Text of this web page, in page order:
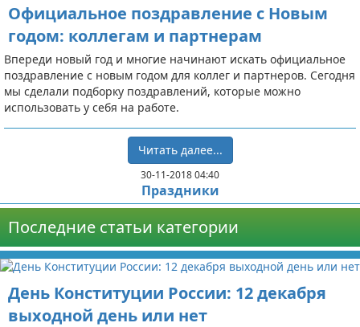
Официальное поздравление с Новым
годом: коллегам и партнерам
Впереди новый год и многие начинают искать официальное
поздравление с новым годом для коллег и партнеров. Сегодня
мы сделали подборку поздравлений, которые можно
использовать у себя на работе.
Читать далее...
30-11-2018 04:40
Праздники
Последние статьи категории
День Конституции России: 12 декабря
выходной день или нет